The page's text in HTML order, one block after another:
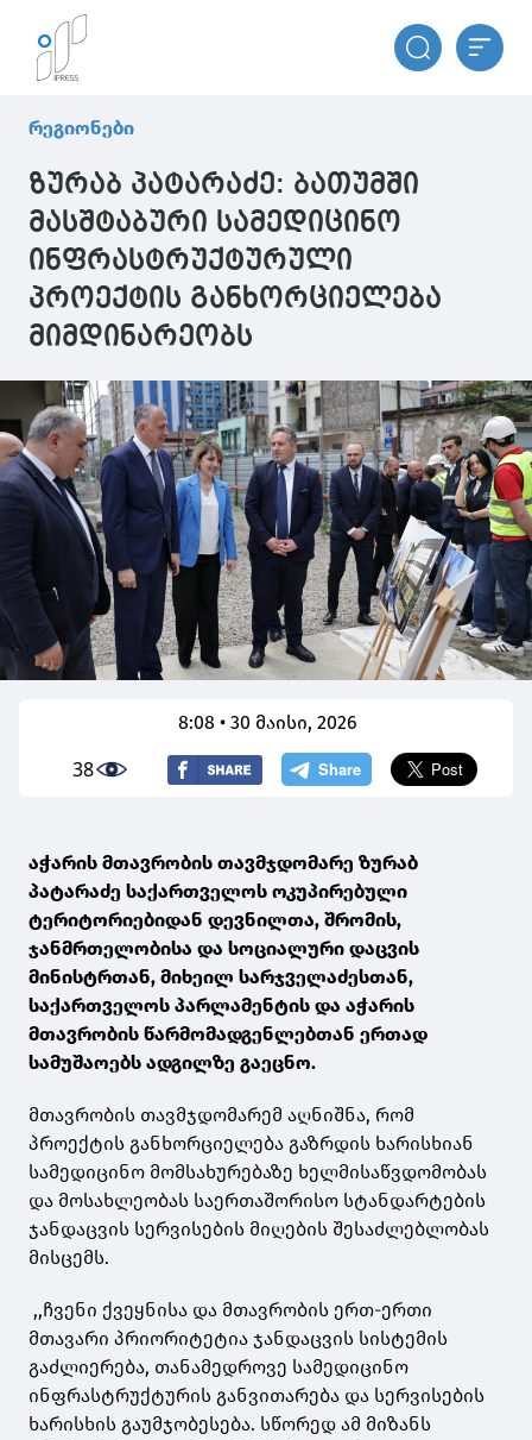
რეგიონები
ზურაბ პატარაძე: ბათუმში
მასშტაბური სამედიცინო
ინფრასტრუქტურული
პროექტის განხორციელება
მიმდინარეობს
8:08 • 30 მაისი, 2026
38
აჭარის მთავრობის თავმჯდომარე ზურაბ
პატარაძე საქართველოს ოკუპირებული
ტერიტორიებიდან დევნილთა, შრომის,
ჯანმრთელობისა და სოციალური დაცვის
მინისტრთან, მიხეილ სარჯველაძესთან,
საქართველოს პარლამენტის და აჭარის
მთავრობის წარმომადგენლებთან ერთად
სამუშაოებს ადგილზე გაეცნო.
მთავრობის თავმჯდომარემ აღნიშნა, რომ
პროექტის განხორციელება გაზრდის ხარისხიან
სამედიცინო მომსახურებაზე ხელმისაწვდომობას
და მოსახლეობას საერთაშორისო სტანდარტების
ჯანდაცვის სერვისების მიღების შესაძლებლობას
მისცემს.
,,ჩვენი ქვეყნისა და მთავრობის ერთ-ერთი
მთავარი პრიორიტეტია ჯანდაცვის სისტემის
გაძლიერება, თანამედროვე სამედიცინო
ინფრასტრუქტურის განვითარება და სერვისების
ხარისხის გაუმჯობესება. სწორედ ამ მიზანს